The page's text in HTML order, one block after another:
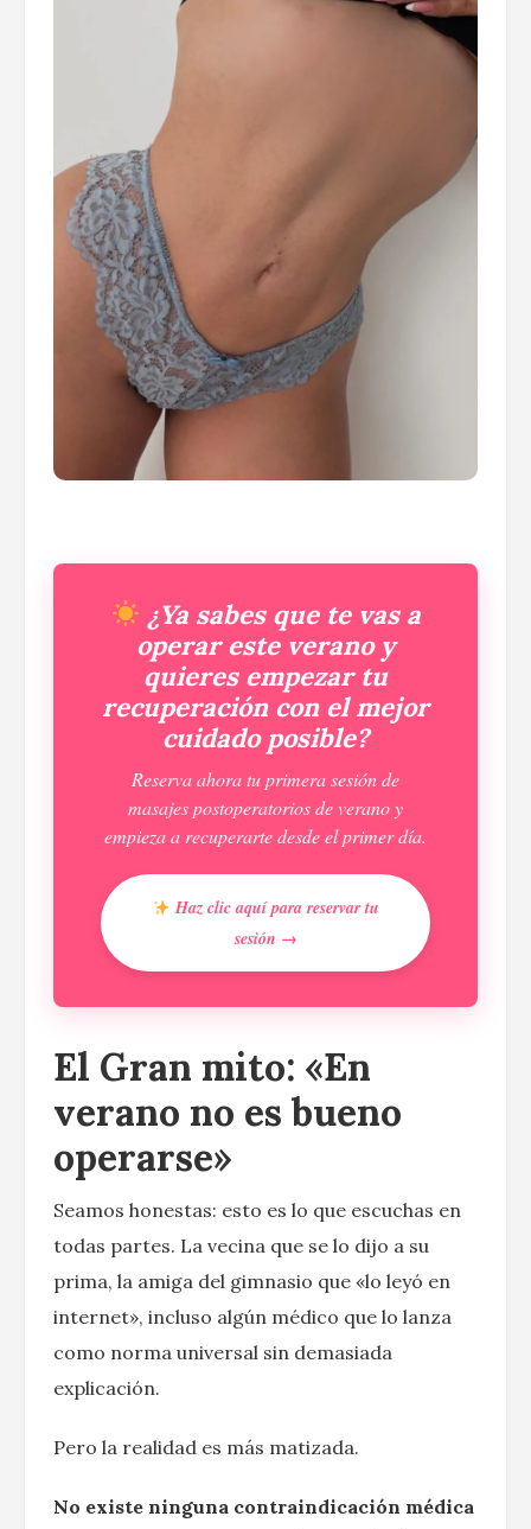
¿Ya sabes que te vas a
operar este verano y
quieres empezar tu
recuperación con el mejor
cuidado posible?
Reserva ahora tu primera sesión de
masajes postoperatorios de verano y
empieza a recuperarte desde el primer día.
Haz clic aquí para reservar tu
sesión →
El Gran mito: «En
verano no es bueno
operarse»
Seamos honestas: esto es lo que escuchas en
todas partes. La vecina que se lo dijo a su
prima, la amiga del gimnasio que «lo leyó en
internet», incluso algún médico que lo lanza
como norma universal sin demasiada
explicación.
Pero la realidad es más matizada.
No existe ninguna contraindicación médica